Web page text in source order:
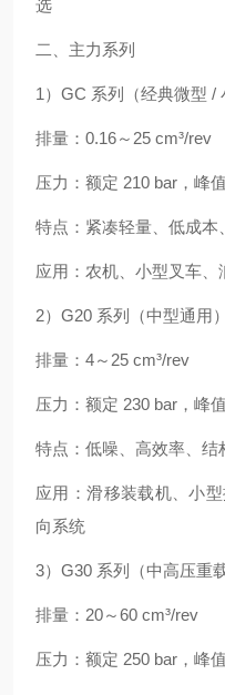
选
二、主力系列
1）GC 系列（经典微型 /
排量：0.16～25 cm³/rev
压力：额定 210 bar，峰
特点：紧凑轻量、低成本
应用：农机、小型叉车
2）G20 系列（中型通用）
排量：4～25 cm³/rev
压力：额定 230 bar，峰
特点：低噪、高效率、
应用：滑移装载机、小
向系统
3）G30 系列（中高压重载
排量：20～60 cm³/rev
压力：额定 250 bar，峰